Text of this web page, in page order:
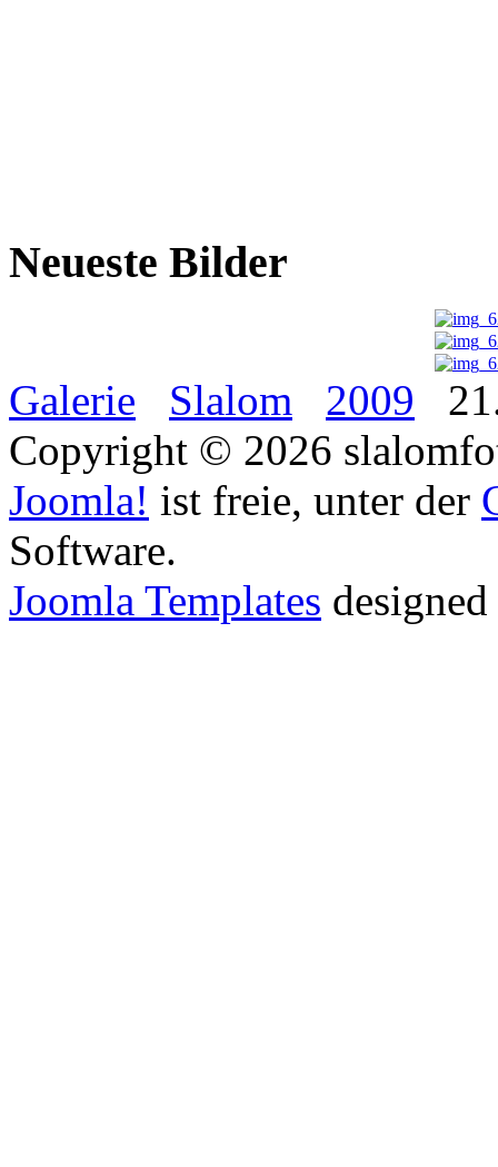
Neueste Bilder
Galerie Slalom 2009
Copyright © 2026
Joomla! ist freie, unter der
Software.
Joomla Templates